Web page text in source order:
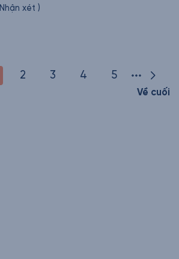
Nhận xét )
2 3 4 5
Về cuối